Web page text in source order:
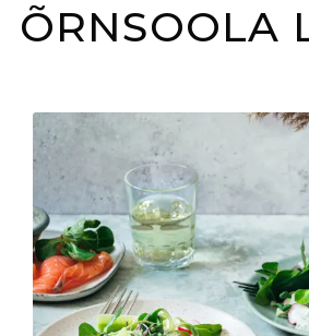
ÕRNSOOLA